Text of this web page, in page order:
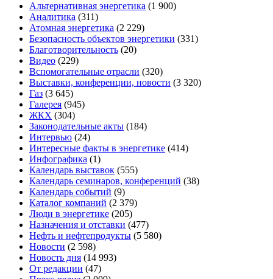
Альтернативная энергетика (1 900)
Аналитика (311)
Атомная энергетика (2 229)
Безопасность объектов энергетики (331)
Благотворительность (20)
Видео (229)
Вспомогательные отрасли (320)
Выставки, конференции, новости (3 320)
Газ (3 645)
Галерея (945)
ЖКХ (304)
Законодательные акты (184)
Интервью (24)
Интересные факты в энергетике (414)
Инфографика (1)
Календарь выставок (555)
Календарь семинаров, конференций (38)
Календарь событий (9)
Каталог компаний (2 379)
Люди в энергетике (205)
Назначения и отставки (477)
Нефть и нефтепродукты (5 580)
Новости (2 598)
Новость дня (14 993)
От редакции (47)